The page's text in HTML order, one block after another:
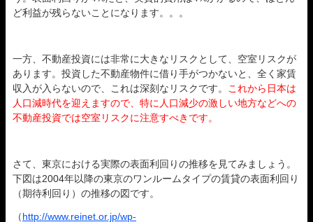
ど利益が残らないことになります。。。
一方、不動産投資には非常に大きなリスクとして、空室リスクが
あります。投資した不動産物件に借り手がつかないと、全く家賃
収入が入らないので、これは深刻なリスクです。
これから日本は
人口減時代を迎えますので、特に人口減少の激しい地方などへの
不動産投資では空室リスクに注意すべきです。
さて、東京における実際の表面利回りの推移を見てみましょう。
下図は2004年以降の東京のワンルームタイプの賃貸の表面利回り
（期待利回り）の推移の図です。
（http://www.reinet.or.jp/wp-